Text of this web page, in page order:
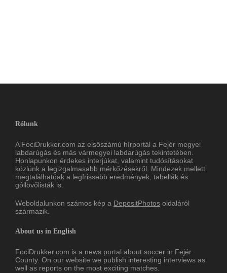
Rólunk
A FociDrukker.com az elsőszámú hírportál a Fejér megyei
labdarúgás és más vármegyei labdarúgás tekintetében.
Honlapunkon érdekes interjúkat, valamint tudósításokat
közlünk a legizgalmasabb mérkőzésekről. Mindezek mellett
megtalálhatóak a legfrissebb eredmények, tabellák és
góllövőlisták is.
Weboldalunkon számos kép a DepositPhotos oldaláról
származik.
About us in English
FociDrukker.com is a news portal about soccer in Fejér
County. On our website we publish interesting interviews as
well as reports on the most exciting matches.